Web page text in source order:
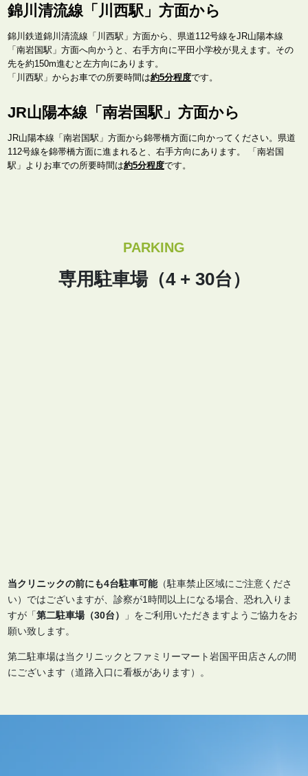
錦川清流線「川西駅」方面から
錦川鉄道錦川清流線「川西駅」方面から、県道112号線をJR山陽本線
「南岩国駅」方面へ向かうと、右手方向に平田小学校が見えます。その
先を約150m進むと左方向にあります。
「川西駅」からお車での所要時間は約5分程度です。
JR山陽本線「南岩国駅」方面から
JR山陽本線「南岩国駅」方面から錦帯橋方面に向かってください。県道
112号線を錦帯橋方面に進まれると、右手方向にあります。 「南岩国
駅」よりお車での所要時間は約5分程度です。
PARKING
専用駐車場（4 + 30台）
当クリニックの前にも4台駐車可能（駐車禁止区域にご注意くださ
い）ではございますが、診察が1時間以上になる場合、恐れ入りま
すが「第二駐車場（30台）
」をご利用いただきますようご協力をお
願い致します。
第二駐車場は当クリニックとファミリーマート岩国平田店さんの間
にございます（道路入口に看板があります）。